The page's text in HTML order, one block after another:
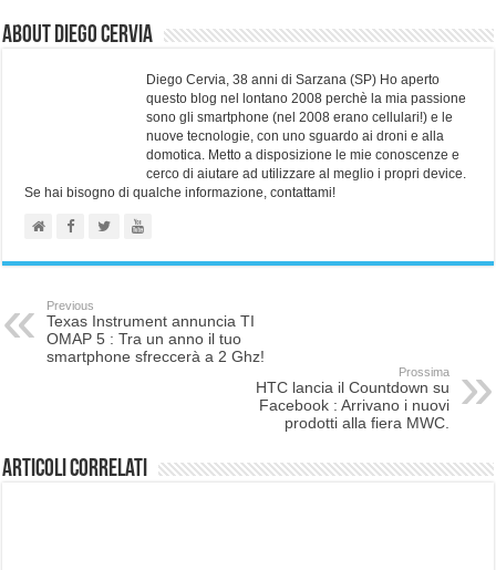
About Diego Cervia
Diego Cervia, 38 anni di Sarzana (SP) Ho aperto
questo blog nel lontano 2008 perchè la mia passione
sono gli smartphone (nel 2008 erano cellulari!) e le
nuove tecnologie, con uno sguardo ai droni e alla
domotica. Metto a disposizione le mie conoscenze e
cerco di aiutare ad utilizzare al meglio i propri device.
Se hai bisogno di qualche informazione, contattami!
Previous
Texas Instrument annuncia TI
OMAP 5 : Tra un anno il tuo
smartphone sfreccerà a 2 Ghz!
Prossima
HTC lancia il Countdown su
Facebook : Arrivano i nuovi
prodotti alla fiera MWC.
Articoli correlati